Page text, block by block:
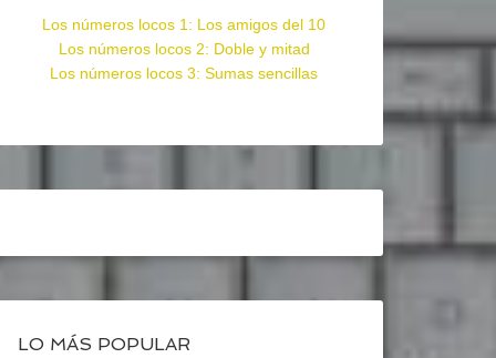
Los números locos 1: Los amigos del 10
Los números locos 2: Doble y mitad
Los números locos 3: Sumas sencillas
LO MÁS POPULAR